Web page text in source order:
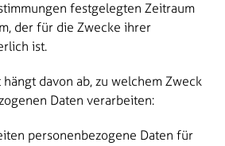
festgelegten Zeitraum
der für die Zwecke ihrer
ist.
davon ab, zu welchem Zweck
Daten verarbeiten:
personenbezogene Daten für